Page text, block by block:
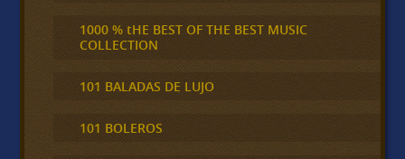
1000 % tHE BEST OF THE BEST MUSIC
COLLECTION
101 BALADAS DE LUJO
101 BOLEROS